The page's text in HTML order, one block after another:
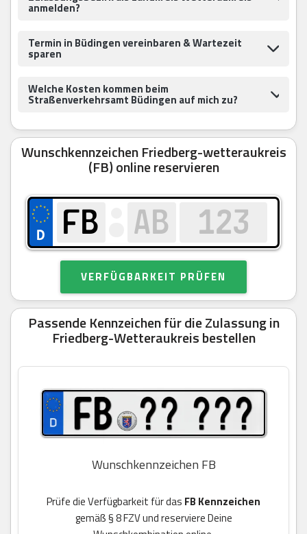
anmelden?
Termin in Büdingen vereinbaren & Wartezeit
sparen
Welche Kosten kommen beim
Straßenverkehrsamt Büdingen auf mich zu?
Wunschkennzeichen Friedberg-wetteraukreis
(FB) online reservieren
VERFÜGBARKEIT PRÜFEN
Passende Kennzeichen für die Zulassung in
Friedberg-Wetteraukreis bestellen
Wunschkennzeichen FB
Prüfe die Verfügbarkeit für das FB Kennzeichen
gemäß § 8 FZV und reserviere Deine